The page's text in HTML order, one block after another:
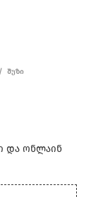
/ ᲨᲣᲖᲘ
და ონლაინ